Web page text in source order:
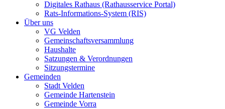
Digitales Rathaus (Rathausservice Portal)
Rats-Informations-System (RIS)
Über uns
VG Velden
Gemeinschaftsversammlung
Haushalte
Satzungen & Verordnungen
Sitzungstermine
Gemeinden
Stadt Velden
Gemeinde Hartenstein
Gemeinde Vorra